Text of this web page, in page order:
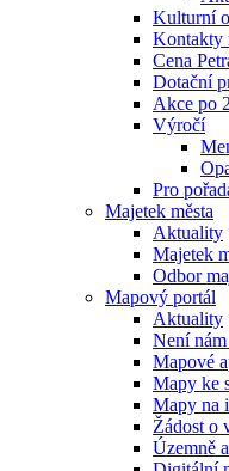
Kulturní
Kontakty
Cena
Dotační
Akce po
Výročí
Pro
Majetek města
Aktuality
Majetek
Odbor
Mapový portál
Aktuality
Není
Mapové
Mapy ke
Mapy na
Žádost o
Územně